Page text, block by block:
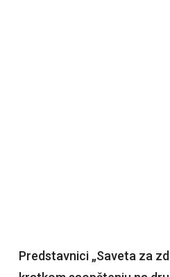
Predstavnici „Saveta za